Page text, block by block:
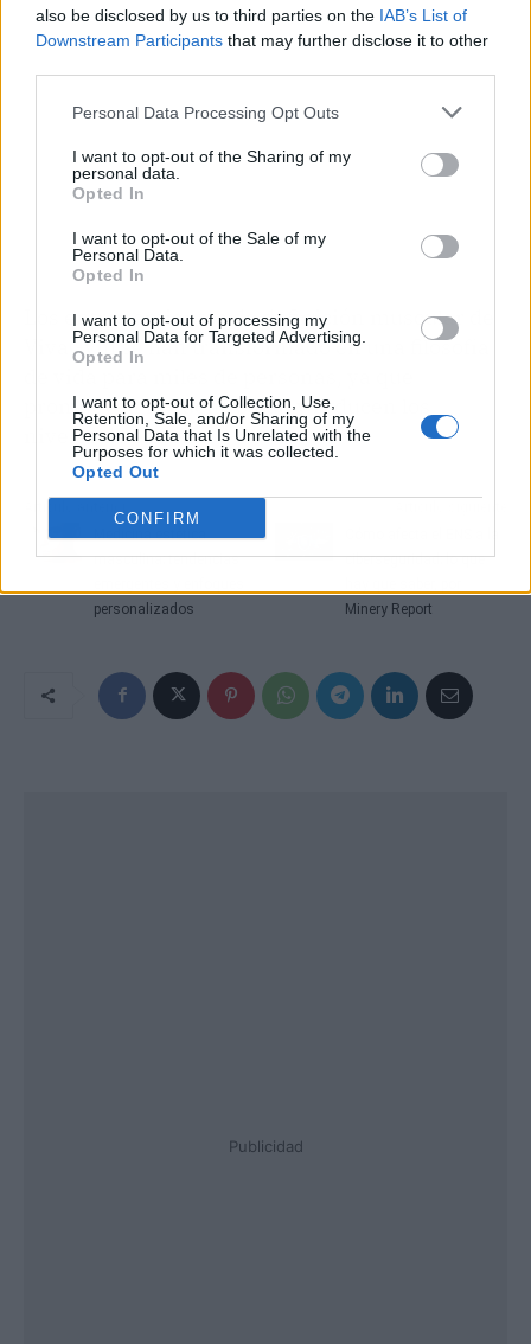
also be disclosed by us to third parties on the IAB’s List of
Downstream Participants that may further disclose it to other
Personal Data Processing Opt Outs
I want to opt-out of the Sharing of my
personal data.
Opted In
I want to opt-out of the Sale of my
Personal Data.
Opted In
I want to opt-out of processing my
Personal Data for Targeted Advertising.
Opted In
I want to opt-out of Collection, Use,
Retention, Sale, and/or Sharing of my
Personal Data that Is Unrelated with the
Purposes for which it was collected.
Opted Out
CONFIRM
Los entrenamientos de definición muscular de
VivaGym se han transformado en una filosofía
promueven la buena salud y reducen los
niveles de estrés.
Medicina estética
masculina; tendencias
personalizados
ciberseguridad; lo que
Minery Report
Publicidad